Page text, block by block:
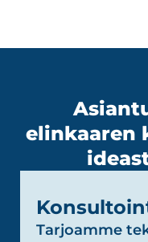
elinkaaren
Tarjoamme